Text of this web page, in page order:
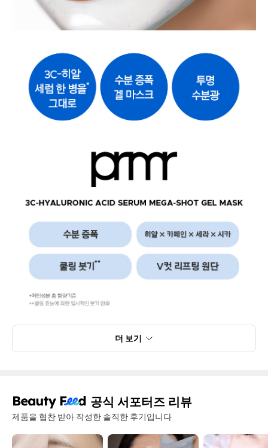
더 보기
공식 서포터즈 리뷰
제품을 협찬 받아 작성한 솔직한 후기입니다